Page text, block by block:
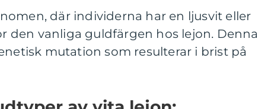
där individerna har en ljusvit eller
den vanliga guldfärgen hos lejon. Denna
mutation som resulterar i brist på